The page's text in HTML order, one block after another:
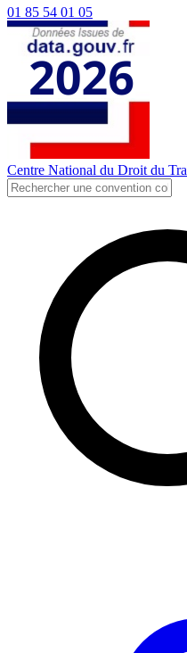
01 85 54 01 05
Centre National du Droit du